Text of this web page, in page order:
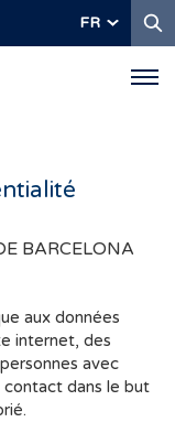
FR
BARCELONA
aux données
internet, des
avec
contact dans le but